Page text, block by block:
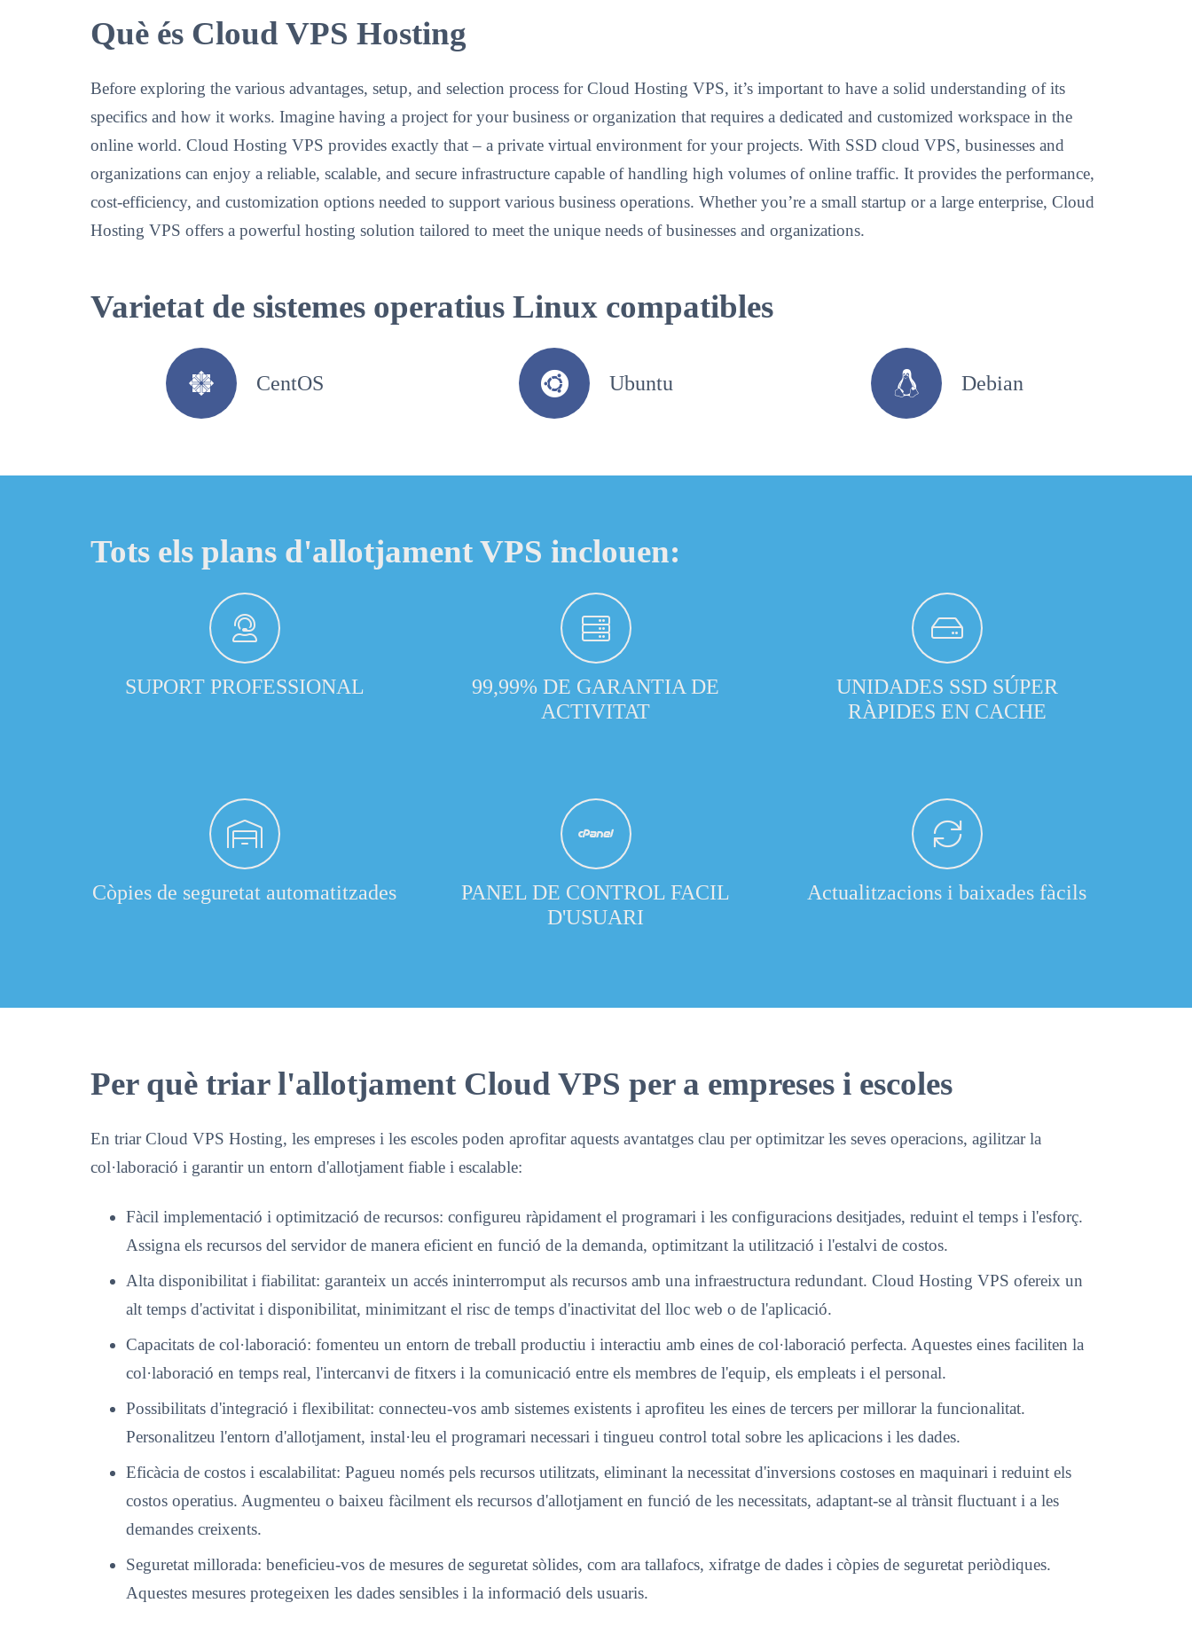
Què és Cloud VPS Hosting
Before exploring the various advantages, setup, and selection process for Cloud Hosting VPS, it’s important to have a solid understanding of its
specifics and how it works. Imagine having a project for your business or organization that requires a dedicated and customized workspace in the
online world. Cloud Hosting VPS provides exactly that – a private virtual environment for your projects. With SSD cloud VPS, businesses and
organizations can enjoy a reliable, scalable, and secure infrastructure capable of handling high volumes of online traffic. It provides the performance,
cost-efficiency, and customization options needed to support various business operations. Whether you’re a small startup or a large enterprise, Cloud
Hosting VPS offers a powerful hosting solution tailored to meet the unique needs of businesses and organizations.
Varietat de sistemes operatius Linux compatibles
CentOS Ubuntu Debian
Tots els plans d'allotjament VPS inclouen:
SUPORT PROFESSIONAL
99,99% DE GARANTIA DE
ACTIVITAT
UNIDADES SSD SÚPER
RÀPIDES EN CACHE
Còpies de seguretat automatitzades
PANEL DE CONTROL FACIL
D'USUARI
Actualitzacions i baixades fàcils
Per què triar l'allotjament Cloud VPS per a empreses i escoles
En triar Cloud VPS Hosting, les empreses i les escoles poden aprofitar aquests avantatges clau per optimitzar les seves operacions, agilitzar la
col·laboració i garantir un entorn d'allotjament fiable i escalable:
Fàcil implementació i optimització de recursos: configureu ràpidament el programari i les configuracions desitjades, reduint el temps i l'esforç.
Assigna els recursos del servidor de manera eficient en funció de la demanda, optimitzant la utilització i l'estalvi de costos.
Alta disponibilitat i fiabilitat: garanteix un accés ininterromput als recursos amb una infraestructura redundant. Cloud Hosting VPS ofereix un
alt temps d'activitat i disponibilitat, minimitzant el risc de temps d'inactivitat del lloc web o de l'aplicació.
Capacitats de col·laboració: fomenteu un entorn de treball productiu i interactiu amb eines de col·laboració perfecta. Aquestes eines faciliten la
col·laboració en temps real, l'intercanvi de fitxers i la comunicació entre els membres de l'equip, els empleats i el personal.
Possibilitats d'integració i flexibilitat: connecteu-vos amb sistemes existents i aprofiteu les eines de tercers per millorar la funcionalitat.
Personalitzeu l'entorn d'allotjament, instal·leu el programari necessari i tingueu control total sobre les aplicacions i les dades.
Eficàcia de costos i escalabilitat: Pagueu només pels recursos utilitzats, eliminant la necessitat d'inversions costoses en maquinari i reduint els
costos operatius. Augmenteu o baixeu fàcilment els recursos d'allotjament en funció de les necessitats, adaptant-se al trànsit fluctuant i a les
demandes creixents.
Seguretat millorada: beneficieu-vos de mesures de seguretat sòlides, com ara tallafocs, xifratge de dades i còpies de seguretat periòdiques.
Aquestes mesures protegeixen les dades sensibles i la informació dels usuaris.